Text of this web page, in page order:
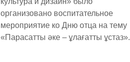
организовано воспитательное
мероприятие ко Дню отца на тему
«Парасатты әке – ұлағатты ұстаз».